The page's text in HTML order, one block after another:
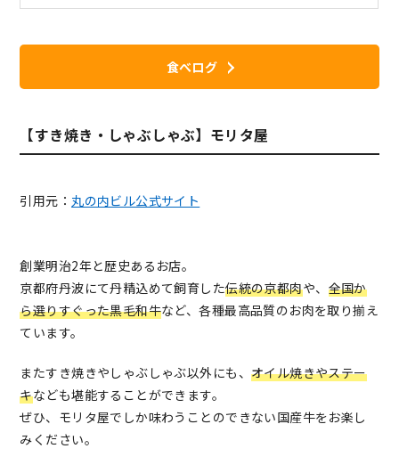
食べログ
【すき焼き・しゃぶしゃぶ】モリタ屋
引用元： 丸の内ビル公式サイト
創業明治2年と歴史あるお店。
京都府丹波にて丹精込めて飼育した伝統の京都肉や、 全国か
ら選りすぐった黒毛和牛など、各種最高品質のお肉を取り揃え
ています。
またすき焼きやしゃぶしゃぶ以外にも、 オイル焼きやステー
キなども堪能することができます。
ぜひ、モリタ屋でしか味わうことのできない国産牛をお楽し
みください。